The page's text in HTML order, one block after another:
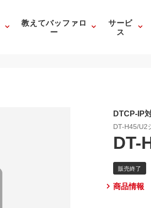
教えてバッファロ
ー
サービ
ス
DTCP-IP
DT-H45/U2
DT-
商品情報